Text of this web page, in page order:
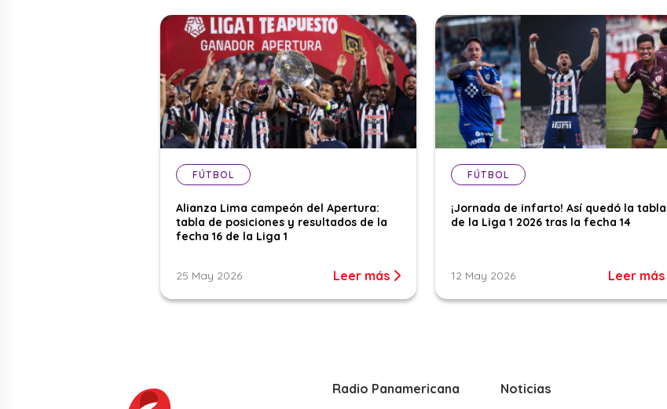
FÚTBOL
Alianza Lima campeón del Apertura:
tabla de posiciones y resultados de la
fecha 16 de la Liga 1
25 May 2026 Leer más
FÚTBOL
¡Jornada de infarto! Así quedó la tabla
de la Liga 1 2026 tras la fecha 14
12 May 2026 Leer más
Radio Panamericana
Noticias